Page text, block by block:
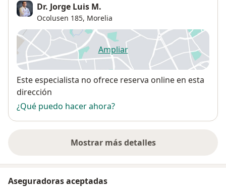
Dr. Jorge Luis M.
Ocolusen 185, Morelia
Ampliarse abre en una nueva
Disponibilidad
Este especialista no ofrece reserva online en esta
dirección
¿Qué puedo hacer ahora?
Mostrar más detalles
sobre la dirección
Aseguradoras aceptadas